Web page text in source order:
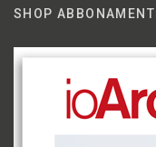
SHOP ABBONAMENTI